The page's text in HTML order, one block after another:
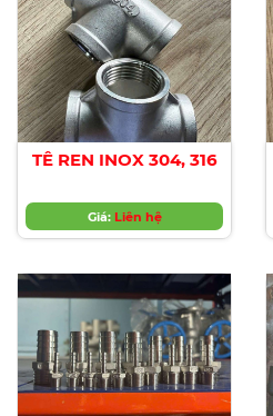
TÊ REN INOX 304, 316
Giá: Liên hệ